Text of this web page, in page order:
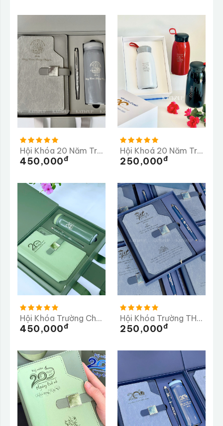
Hội Khóa 20 Năm Trường THPT Huỳnh Thúc Kháng
450,000Đ
Hội Khoá 20 Năm Trường THPT Lê Khiết
250,000Đ
Hội Khóa Trường Chu Văn An 20 Năm Ngày Trở Về
450,000Đ
Hội Khóa Trường THCS Tần Quang Khải 20 Năm Trở Về Trường
250,000Đ